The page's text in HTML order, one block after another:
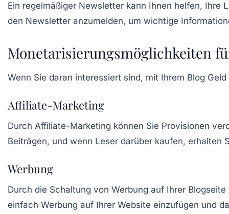
Ein regelmäßiger Newsletter kann Ihnen helfen, Ihre
den Newsletter anzumelden, um wichtige
Monetarisierungsmöglichkeiten
Wenn Sie daran interessiert sind, mit Ihrem Blog
Affiliate-Marketing
Durch Affiliate-Marketing können Sie Provisionen
Beiträgen, und wenn Leser darüber kaufen, erhalten
Werbung
Durch die Schaltung von Werbung auf Ihrer
einfach Werbung auf Ihrer Website einzufügen und